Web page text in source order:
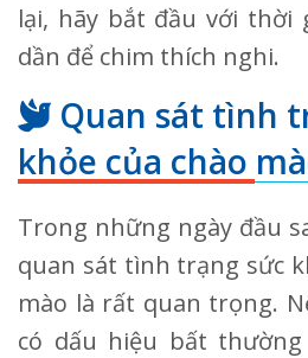
lại, hãy bắt đầu với thời
dần để chim thích nghi.
Quan sát tình
khỏe của chào
Trong những ngày đầu
quan sát tình trạng sức
mào là rất quan trọng.
có dấu hiệu bất